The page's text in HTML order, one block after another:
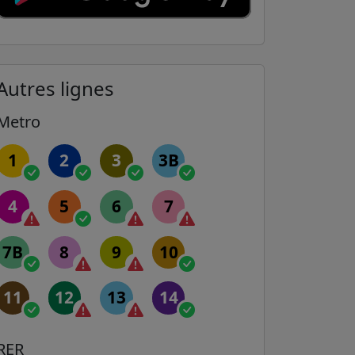
lignes
1 2 3 3B
4 5 6 7
7B 8 9 10
11 12 13 14